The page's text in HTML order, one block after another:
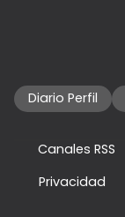
Diario Perfil
Canales RSS
Privacidad